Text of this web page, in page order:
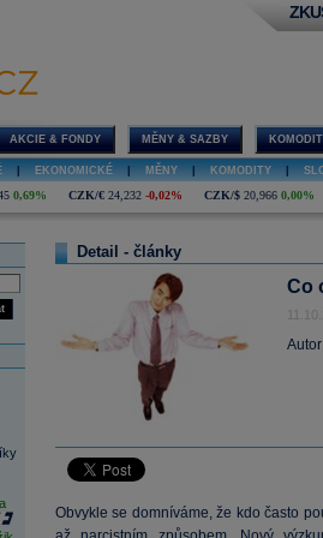
AKCIE & FONDY MĚNY & SAZBY
EKONOMICKÉ MĚNY KOMODITY
0,69% CZK/€ 24,232 -0,02% CZK/$ 20,966 0,00%
Detail - články
Co
Obvykle se domníváme, že kdo často